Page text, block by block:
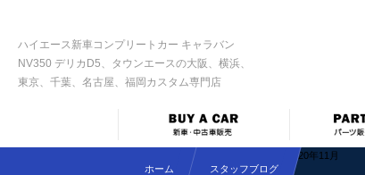
ハイエース新車コンプリートカー キャラバン
NV350 デリカD5、タウンエースの大阪、横浜、
東京、千葉、名古屋、福岡カスタム専門店
ホーム スタッフブログ
2020年11月